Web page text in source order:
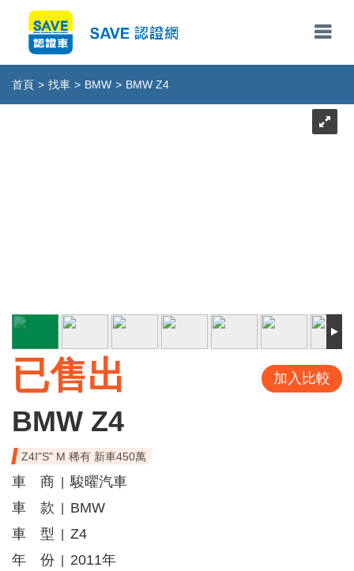
首頁 > 找車 > BMW > BMW Z4
已售出 加入比較
BMW Z4
Z4I"S" M 稀有 新車450萬
車 商
駿曜汽車
車 款
BMW
車 型
Z4
年 份
2011年